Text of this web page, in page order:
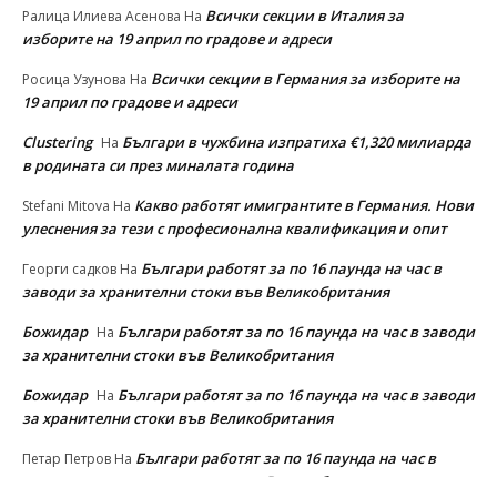
Ралица Илиева Асенова На Всички секции в Италия за
изборите на 19 април по градове и адреси
Росица Узунова На Всички секции в Германия за изборите на
19 април по градове и адреси
Clustering На Българи в чужбина изпратиха €1,320 милиарда
в родината си през миналата година
Stefani Mitova На Какво работят имигрантите в Германия. Нови
улеснeния за тези с професионална квалификация и опит
Георги садков На Българи работят за по 16 паунда на час в
заводи за хранителни стоки във Великобритания
Божидар На Българи работят за по 16 паунда на час в заводи
за хранителни стоки във Великобритания
Божидар На Българи работят за по 16 паунда на час в заводи
за хранителни стоки във Великобритания
Петар Петров На Българи работят за по 16 паунда на час в